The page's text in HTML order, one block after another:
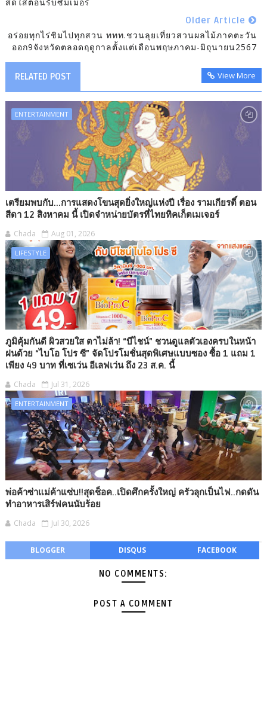
สดใสต้อนรับซัมเมอร์
Older Article
อร่อยทุกไร่ชิมไปทุกสวน ททท.ชวนลุยเที่ยวสวนผลไม้ภาคตะวัน
ออก9จังหวัดตลอดฤดูกาลตั้งแต่เดือนพฤษภาคม-มิถุนายน2567
RELATED POST View More
ENTERTAINMENT
เตรียมพบกับ...การแสดงโขนสุดยิ่งใหญ่แห่งปี เรื่อง รามเกียรติ์ ตอน
สีดา 12 สิงหาคม นี้ เปิดจำหน่ายบัตรที่ไทยทิคเก็ตเมเจอร์
Chada Aug 01, 2026
LIFESTYLE
ภูมิคุ้มกันดี ผิวสวยใส ตาไม่ล้า! “บีไชน์” ชวนดูแลตัวเองครบในหน้า
ฝนด้วย “ไบโอ โปร ซี” จัดโปรโมชั่นสุดพิเศษแบบซอง ซื้อ 1 แถม 1
เพียง 49 บาท ที่เซเว่น อีเลฟเว่น ถึง 23 ส.ค. นี้
Chada Jul 31, 2026
ENTERTAINMENT
พ่อค้าซ่าแม่ค้าแซ่บ!!สุดช็อค..เปิดศึกครั้งใหญ่ ครัวลุกเป็นไฟ..กดดัน
ทำอาหารเสิร์ฟคนนับร้อย
Chada Jul 30, 2026
BLOGGER DISQUS FACEBOOK
NO COMMENTS:
POST A COMMENT